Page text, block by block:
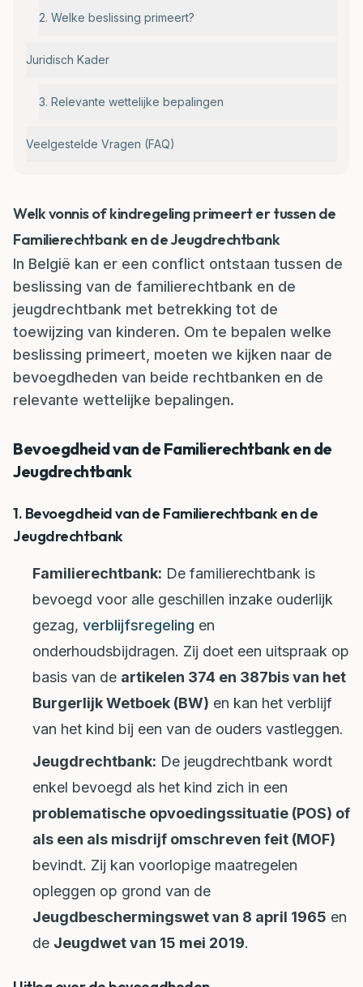
2. Welke beslissing primeert?
Juridisch Kader
3. Relevante wettelijke bepalingen
Veelgestelde Vragen (FAQ)
Welk vonnis of kindregeling primeert er tussen de
Familierechtbank en de Jeugdrechtbank
In België kan er een conflict ontstaan tussen de
beslissing van de familierechtbank en de
jeugdrechtbank met betrekking tot de
toewijzing van kinderen. Om te bepalen welke
beslissing primeert, moeten we kijken naar de
bevoegdheden van beide rechtbanken en de
relevante wettelijke bepalingen.
Bevoegdheid van de Familierechtbank en de
Jeugdrechtbank
1. Bevoegdheid van de Familierechtbank en de
Jeugdrechtbank
Familierechtbank: De familierechtbank is
bevoegd voor alle geschillen inzake ouderlijk
gezag, verblijfsregeling en
onderhoudsbijdragen. Zij doet een uitspraak op
basis van de artikelen 374 en 387bis van het
Burgerlijk Wetboek (BW) en kan het verblijf
van het kind bij een van de ouders vastleggen.
Jeugdrechtbank: De jeugdrechtbank wordt
enkel bevoegd als het kind zich in een
problematische opvoedingssituatie (POS) of
als een als misdrijf omschreven feit (MOF)
bevindt. Zij kan voorlopige maatregelen
opleggen op grond van de
Jeugdbeschermingswet van 8 april 1965 en
de Jeugdwet van 15 mei 2019.